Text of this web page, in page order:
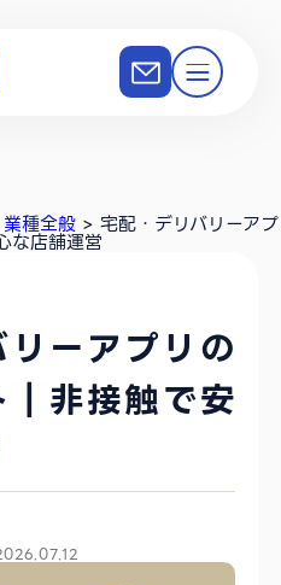
業種全般 > 宅配・デリバリーアプ
な店舗運営
ーアプリの
非接触で安